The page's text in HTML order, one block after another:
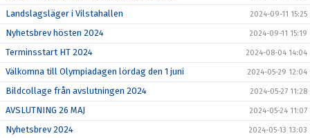
Landslagsläger i Vilstahallen 2024-09-11 15:25
Nyhetsbrev hösten 2024 2024-09-11 15:19
Terminsstart HT 2024 2024-08-04 14:04
Välkomna till Olympiadagen lördag den 1 juni 2024-05-29 12:04
Bildcollage från avslutningen 2024 2024-05-27 11:28
AVSLUTNING 26 MAJ 2024-05-24 11:07
Nyhetsbrev 2024 2024-05-13 13:03